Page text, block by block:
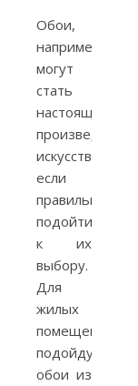
Обои,
например,
могут
стать
настоящим
произведением
искусства,
если
правильно
подойти
к их
выбору.
Для
жилых
помещений
подойдут
обои из